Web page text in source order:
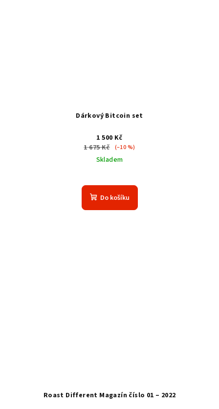
Dárkový Bitcoin set
1 500 Kč
1 675 Kč
(–10 %)
Skladem
Do košíku
Roast Different Magazín číslo 01 – 2022